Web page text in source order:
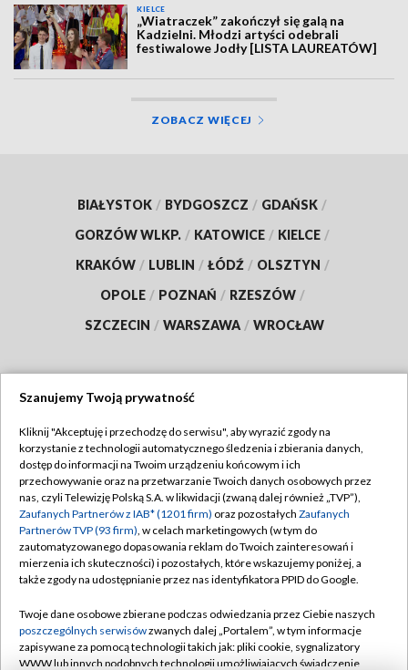
KIELCE
„Wiatraczek” zakończył się galą na
Kadzielni. Młodzi artyści odebrali
festiwalowe Jodły [LISTA LAUREATÓW]
ZOBACZ WIĘCEJ
BIAŁYSTOK / BYDGOSZCZ / GDAŃSK /
GORZÓW WLKP. / KATOWICE / KIELCE /
KRAKÓW / LUBLIN / ŁÓDŹ / OLSZTYN /
OPOLE / POZNAŃ / RZESZÓW /
SZCZECIN / WARSZAWA / WROCŁAW
TVP
Abonament TVP
Emisja w TVP
Centrum informacji TVP
Naziemna Telewizja Cyfrowa
Rada Programowa
System NOS
Regulamin TVP
Polityka prywatności
Moje zgody
Pomoc
Kontakt
Szanujemy Twoją prywatność
Kliknij "Akceptuję i przechodzę do serwisu", aby wyrazić zgody na
korzystanie z technologii automatycznego śledzenia i zbierania danych,
dostęp do informacji na Twoim urządzeniu końcowym i ich
przechowywanie oraz na przetwarzanie Twoich danych osobowych przez
nas, czyli Telewizję Polską S.A. w likwidacji (zwaną dalej również „TVP”),
Zaufanych Partnerów z IAB* (1201 firm) oraz pozostałych Zaufanych
Partnerów TVP (93 firm), w celach marketingowych (w tym do
zautomatyzowanego dopasowania reklam do Twoich zainteresowań i
mierzenia ich skuteczności) i pozostałych, które wskazujemy poniżej, a
także zgody na udostępnianie przez nas identyfikatora PPID do Google.
Twoje dane osobowe zbierane podczas odwiedzania przez Ciebie naszych
poszczególnych serwisówzwanych dalej „Portalem”, w tym informacje
zapisywane za pomocą technologii takich jak: pliki cookie, sygnalizatory
WWW lub innych podobnych technologii umożliwiających świadczenie